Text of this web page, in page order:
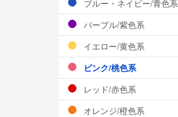
ブルー・ネイビー/青色系
パープル/紫色系
イエロー/黄色系
ピンク/桃色系
レッド/赤色系
オレンジ/橙色系